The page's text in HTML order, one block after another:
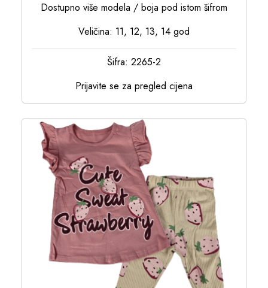
Dostupno više modela / boja pod istom šifrom
Veličina: 11, 12, 13, 14 god
Šifra: 2265-2
Prijavite se za pregled cijena